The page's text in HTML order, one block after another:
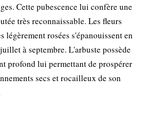
Cette pubescence lui confère une
très reconnaissable. Les fleurs
légèrement rosées s'épanouissent en
à septembre. L'arbuste possède
profond lui permettant de prospérer
secs et rocailleux de son